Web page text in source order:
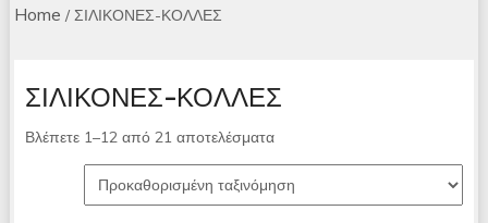
Home / ΣΙΛΙΚΟΝΕΣ-ΚΟΛΛΕΣ
ΣΙΛΙΚΟΝΕΣ-ΚΟΛΛΕΣ
Βλέπετε 1–12 από 21 αποτελέσματα